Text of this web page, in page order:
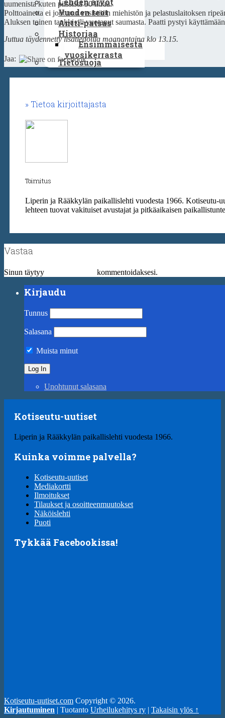
Vuoden teot
Antti-patsas
Historiaa
Ensimmäisestä
vuosikerrasta
Tietosuoja
uumenista kuten pilssistä 50 litraa.
Polttoainetta ei joutunut vesistöön miehistön ja pelastuslaitoksen
Aluksen toinen tankki oli vuotanut saumasta. Paatti pystyi
Juttua täydennetty lisätiedoilla maanantaina klo 13.15.
Jaa:
Tietoa kirjoittajasta
Toimitus
Liperin ja Rääkkylän paikallislehti vuodesta 1966. Kotiseutu-
lehteen tuovat vakituiset avustajat ja pitkäaikaisen
Vastaa
Sinun täytyy kommentoidaksesi.
Kirjaudu
Tunnus
Salasana
Muista minut
Unohtunut salasana
Kotiseutu-uutiset
Liperin ja Rääkkylän paikallislehti vuodesta 1966.
Kuinka voimme palvella?
Kotiseutu-uutiset
Mediakortti
Ilmoitukset
Tilaukset ja osoitteenmuutokset
Näköislehti
Puoti
Tykkää Facebookissa!
Kotiseutu-uutiset.com Copyright © 2026.
Kirjautuminen | Tuotanto Urheilukehitys ry | Takaisin ylös ↑